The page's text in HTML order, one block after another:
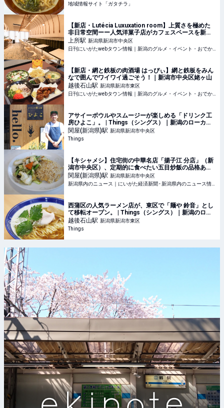
地域情報サイト「ガタチラ」
【新店・Lutécia Luxuxation room】上質さを極めた
非日常空間ーー人気洋菓子店がカフェスペースを新設
｜新潟市中央区上近江・ルーテシア ラグゼーションル
ーム
上所駅 新潟県新潟市中央区
【新店・網と鉄板の肉酒場 はっぴぃ】網と鉄板をみん
なで囲んでワイワイ過ごそう！｜新潟市中央区姥ヶ山
越後石山駅 新潟県新潟市東区
アサイーボウルやスムージーが楽しめる「ドリンク工
房ひよこ」。 | Things（シングス）｜新潟のローカル
なWebマガジン
関屋(新潟県)駅 新潟県新潟市中央区
Things
【キシャメシ】住宅街の中華名店「揚子江 分店」（新
潟市中央区）、定期的に食べたい五目炒飯の品格ある
美味さ - 新潟県内のニュース｜にいがた経済新聞
関屋(新潟県)駅 新潟県新潟市中央区
西蒲区の人気ラーメン店が、東区で「麺や 鈴音」とし
て移転オープン。 | Things（シングス）｜新潟のロー
カルなWebマガジン
越後石山駅 新潟県新潟市東区
Things